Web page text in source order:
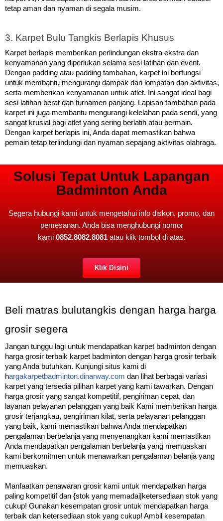
tetap aman dan nyaman di segala musim.
3. Karpet Bulu Tangkis Berlapis Khusus
Karpet berlapis memberikan perlindungan ekstra ekstra dan
kenyamanan yang diperlukan selama sesi latihan dan event.
Dengan padding atau padding tambahan, karpet ini berfungsi
untuk membantu mengurangi dampak dari lompatan dan aktivitas,
serta memberikan kenyamanan untuk atlet. Ini sangat ideal bagi
sesi latihan berat dan turnamen panjang. Lapisan tambahan pada
karpet ini juga membantu mengurangi kelelahan pada sendi, yang
sangat krusial bagi atlet yang sering berlatih atau bermain.
Dengan karpet berlapis ini, Anda dapat memastikan bahwa
pemain tetap terlindungi dan nyaman sepajang aktivitas olahraga.
Solusi Tepat Untuk Lapangan
Badminton Anda
Segera hubungi kami untuk mengetahui info diskon, promo, dan
pemesanan. Anda bisa menghubungi nomor
kami 0852.8082.8081 atau klik tombol di atas.
Klik Disini
Beli matras bulutangkis dengan harga harga
grosir segera
Jangan tunggu lagi untuk mendapatkan karpet badminton dengan
harga grosir terbaik karpet badminton dengan harga grosir terbaik
yang Anda butuhkan. Kunjungi situs kami di
hargakarpetbadminton.dinarway.com dan lihat berbagai variasi
karpet yang tersedia pilihan karpet yang kami tawarkan. Dengan
harga grosir yang sangat kompetitif, pengiriman cepat, dan
layanan pelayanan pelanggan yang baik Kami memberikan harga
grosir terjangkau, pengiriman kilat, serta pelayanan pelanggan
yang baik, kami memastikan bahwa Anda mendapatkan
pengalaman berbelanja yang menyenangkan kami memastikan
Anda mendapatkan pengalaman berbelanja yang memuaskan
kami berkomitmen untuk menawarkan pengalaman belanja yang
memuaskan.
Manfaatkan penawaran grosir kami untuk mendapatkan harga
paling kompetitif dan {stok yang memadai|ketersediaan stok yang
cukup! Gunakan kesempatan grosir untuk mendapatkan harga
terbaik dan ketersediaan stok yang cukup! Ambil kesempatan